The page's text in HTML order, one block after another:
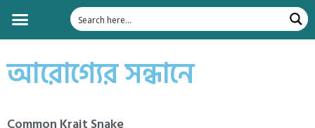
আরোগ্যের সন্ধানে